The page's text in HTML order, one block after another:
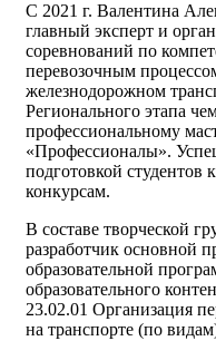
С 2021 г. Валентина
главный эксперт и
соревнований по
перевозочным
железнодорожном
Регионального этапа
профессиональному
«Профессионалы».
подготовкой студентов
конкурсам.
В составе творческой
разработчик основной
образовательной
образовательного
23.02.01 Организация
на транспорте (по